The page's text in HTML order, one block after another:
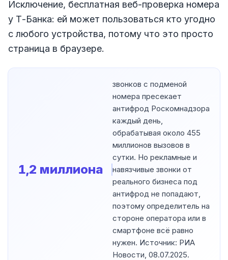
Исключение, бесплатная веб-проверка номера
у Т-Банка: ей может пользоваться кто угодно
с любого устройства, потому что это просто
страница в браузере.
1,2 миллиона
звонков с подменой
номера пресекает
антифрод Роскомнадзора
каждый день,
обрабатывая около 455
миллионов вызовов в
сутки. Но рекламные и
навязчивые звонки от
реального бизнеса под
антифрод не попадают,
поэтому определитель на
стороне оператора или в
смартфоне всё равно
нужен. Источник: РИА
Новости, 08.07.2025.